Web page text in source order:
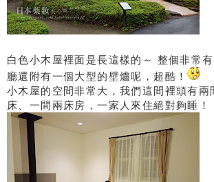
白色小木屋裡面是長這樣的～ 整個非常
廳還附有一個大型的壁爐呢，超酷！
小木屋的空間非常大，我們這間裡頭有兩
床、一間兩床房，一家人來住絕對夠睡！